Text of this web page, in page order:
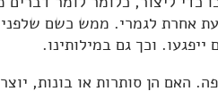
אחרת לגמרי. ממש כשם
וכך גם במילותינו.
האם הן סותרות או בונות,